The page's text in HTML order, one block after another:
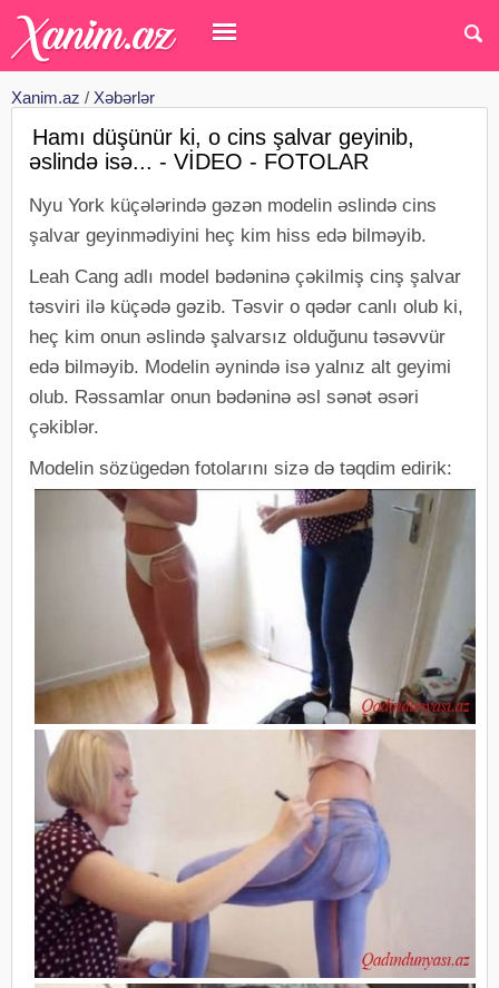
Xanim.az / Xəbərlər
Hamı düşünür ki, o cins şalvar geyinib,
əslində isə... - VİDEO - FOTOLAR
Nyu York küçələrində gəzən modelin əslində cins
şalvar geyinmədiyini heç kim hiss edə bilməyib.
Leah Cang adlı model bədəninə çəkilmiş cinş şalvar
təsviri ilə küçədə gəzib. Təsvir o qədər canlı olub ki,
heç kim onun əslində şalvarsız olduğunu təsəvvür
edə bilməyib. Modelin əynində isə yalnız alt geyimi
olub. Rəssamlar onun bədəninə əsl sənət əsəri
çəkiblər.
Modelin sözügedən fotolarını sizə də təqdim edirik: